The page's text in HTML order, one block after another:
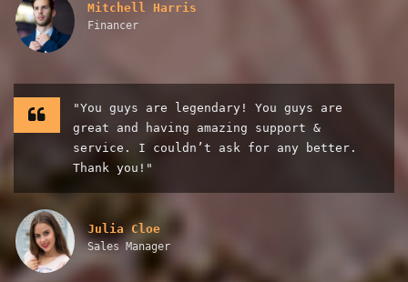
Mitchell Harris
Financer
"You guys are legendary! You guys are
great and having amazing support &
service. I couldn’t ask for any better.
Thank you!"
Julia Cloe
Sales Manager